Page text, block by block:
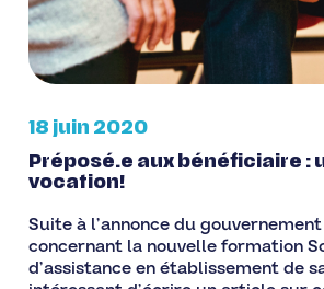
18 juin 2020
Préposé.e aux bénéficiaire :
vocation!
Suite à l’annonce du
concernant la nouvelle formation
d’assistance en établissement de